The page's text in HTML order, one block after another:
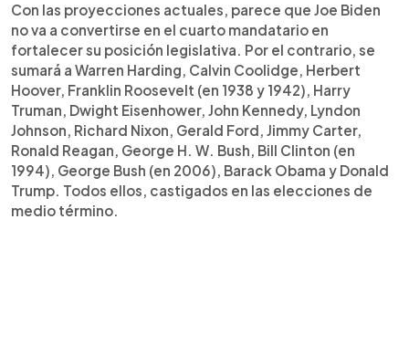
Con las proyecciones actuales, parece que Joe Biden
no va a convertirse en el cuarto mandatario en
fortalecer su posición legislativa. Por el contrario, se
sumará a Warren Harding, Calvin Coolidge, Herbert
Hoover, Franklin Roosevelt (en 1938 y 1942), Harry
Truman, Dwight Eisenhower, John Kennedy, Lyndon
Johnson, Richard Nixon, Gerald Ford, Jimmy Carter,
Ronald Reagan, George H. W. Bush, Bill Clinton (en
1994), George Bush (en 2006), Barack Obama y Donald
Trump. Todos ellos, castigados en las elecciones de
medio término.